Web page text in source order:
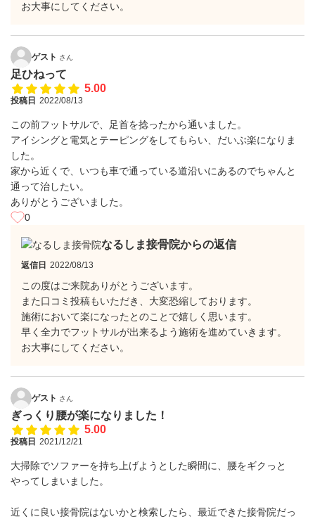
お大事にしてください。
ゲスト さん
足ひねって
5.00
投稿日 2022/08/13
この前フットサルで、足首を捻ったから通いました。
アイシングと電気とテーピングをしてもらい、だいぶ楽になりま
した。
家から近くで、いつも車で通っている道沿いにあるのでちゃんと
通って治したい。
ありがとうございました。
0
なるしま接骨院からの返信
返信日 2022/08/13
この度はご来院ありがとうございます。
また口コミ投稿もいただき、大変恐縮しております。
施術において楽になったとのことで嬉しく思います。
早く全力でフットサルが出来るよう施術を進めていきます。
お大事にしてください。
ゲスト さん
ぎっくり腰が楽になりました！
5.00
投稿日 2021/12/21
大掃除でソファーを持ち上げようとした瞬間に、腰をギクっと
やってしまいました。
近くに良い接骨院はないかと検索したら、最近できた接骨院だっ